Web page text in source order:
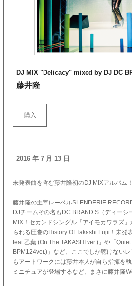
DJ MIX "Delicacy" mixed by DJ DC
藤井隆
購入
2016 年 7 月 13 日
未発表曲を含む藤井隆初のDJ MIXアルバム！
藤井隆の主宰レーベルSLENDERIE
DJチームその名もDC BRAND’S（ディーシ
MIX！セカンドシングル「アイモカワラズ
られる圧巻のHistory Of Takashi Fujii！未発
feat.乙葉 (On The TAKASHI ver.)」や「
BPM124ver.)」など、ここでしか聴けない
もアートワークには藤井本人が自ら指揮を
ミニチュアが登場するなど、まさに藤井隆